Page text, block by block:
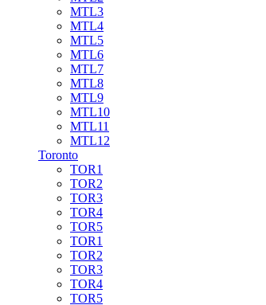
MTL3
MTL4
MTL5
MTL6
MTL7
MTL8
MTL9
MTL10
MTL11
MTL12
Toronto
TOR1
TOR2
TOR3
TOR4
TOR5
TOR1
TOR2
TOR3
TOR4
TOR5